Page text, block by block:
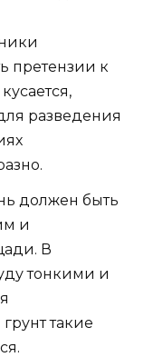
претензии к
разведения
должен быть
и
В
тонкими и
такие